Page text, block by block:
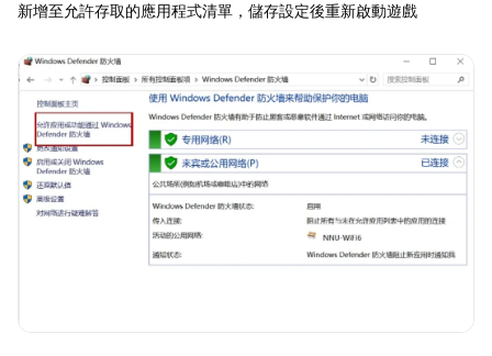
新增至允許存取的應用程式清單，儲存設定後重新啟動遊戲